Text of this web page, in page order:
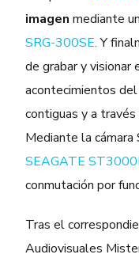
imagen mediante
SRG-300SE.Y
de grabar y visionar
acontecimientos
contiguas y a
Mediante la cámara
SEAGATE
conmutación por
Tras el
Audiovisuales